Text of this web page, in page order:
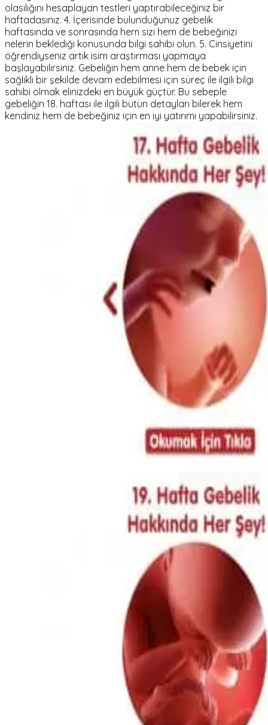
olasılığını hesaplayan testleri yaptırabileceğiniz bir
haftadasınız. 4. İçerisinde bulunduğunuz gebelik
haftasında ve sonrasında hem sizi hem de bebeğinizi
nelerin beklediği konusunda bilgi sahibi olun. 5. Cinsiyetini
öğrendiyseniz artık isim araştırması yapmaya
başlayabilirsiniz. Gebeliğin hem anne hem de bebek için
sağlıklı bir şekilde devam edebilmesi için süreç ile ilgili bilgi
sahibi olmak elinizdeki en büyük güçtür. Bu sebeple
gebeliğin 18. haftası ile ilgili bütün detayları bilerek hem
kendiniz hem de bebeğiniz için en iyi yatırımı yapabilirsiniz.